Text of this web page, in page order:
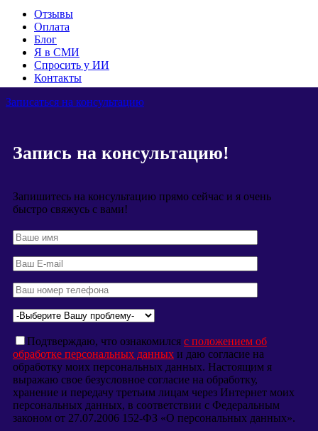
Отзывы
Оплата
Блог
Я в СМИ
Спросить у ИИ
Контакты
Записаться на консультацию
Запись на консультацию!
Запишитесь на консультацию прямо сейчас и я очень
быстро свяжусь с вами!
Подтверждаю, что ознакомился с положением об
обработке персональных данных и даю согласие на
обработку моих персональных данных. Настоящим я
выражаю свое безусловное согласие на обработку,
хранение и передачу третьим лицам через Интернет моих
персональных данных, в соответствии с Федеральным
законом от 27.07.2006 152-ФЗ «О персональных данных».